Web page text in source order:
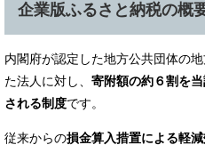
企業版ふるさと納税の概
内閣府が認定した地方公共団体の
た法人に対し、 寄附額の約６割を
される制度です。
従来からの損金算入措置による軽減